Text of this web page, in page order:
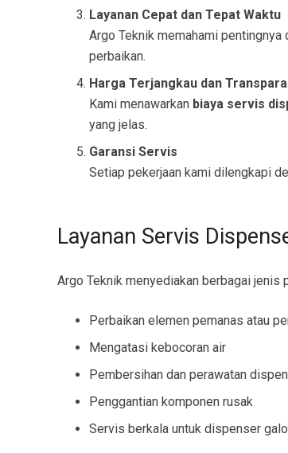
Layanan Cepat dan Tepat Waktu
Argo Teknik memahami
perbaikan.
Harga Terjangkau dan
Kami menawarkan biaya servis
yang jelas.
Garansi Servis
Setiap pekerjaan kami dilengkapi
Layanan Servis
Argo Teknik menyediakan berbagai jenis
Perbaikan elemen pemanas atau
Mengatasi kebocoran air
Pembersihan dan perawatan
Penggantian komponen rusak
Servis berkala untuk dispenser